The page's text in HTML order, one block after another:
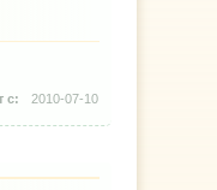
2010-07-10